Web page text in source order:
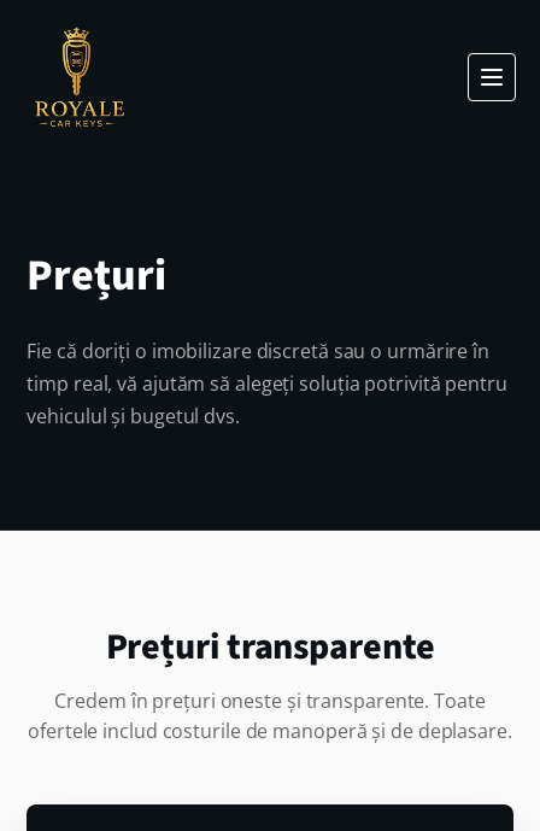
Prețuri
Fie că doriți o imobilizare discretă sau o urmărire în
timp real, vă ajutăm să alegeți soluția potrivită pentru
vehiculul și bugetul dvs.
Prețuri transparente
Credem în prețuri oneste și transparente. Toate
ofertele includ costurile de manoperă și de deplasare.